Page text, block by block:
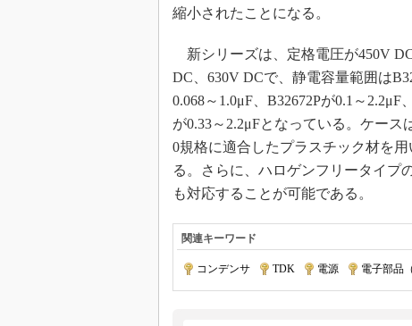
IoT時代の無線規格を知る【
編】
IoT時代の無線規格を知る【
編】
縮小されたことになる。
新シリーズは、定格電圧が450V
DC、630V DCで、静電容量範囲は
0.068～1.0μF、B32672Pが0.1～2.2μF
が0.33～2.2μFとなっている。ケース
0規格に適合したプラスチック材を用
る。さらに、ハロゲンフリータイプ
も対応することが可能である。
関連キーワード
コンデンサ TDK 電源 電子部品